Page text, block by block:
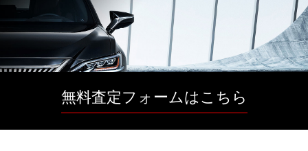
無料査定フォームはこちら